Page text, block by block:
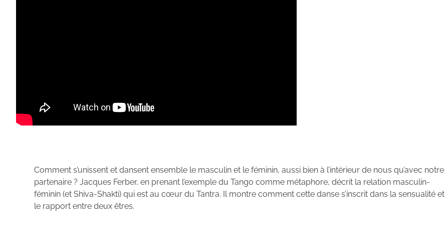
Comment s’unissent et dansent ensemble le masculin et le féminin, aussi bien à l’intérieur de nous qu’avec notre
partenaire ? Jacques Ferber, en prenant l’exemple du Tango comme métaphore, décrit la relation masculin-
féminin (et Shiva-Shakti) qui est au cœur du Tantra. Il montre comment cette danse s’inscrit dans la sensualité et
le rapport entre deux êtres.